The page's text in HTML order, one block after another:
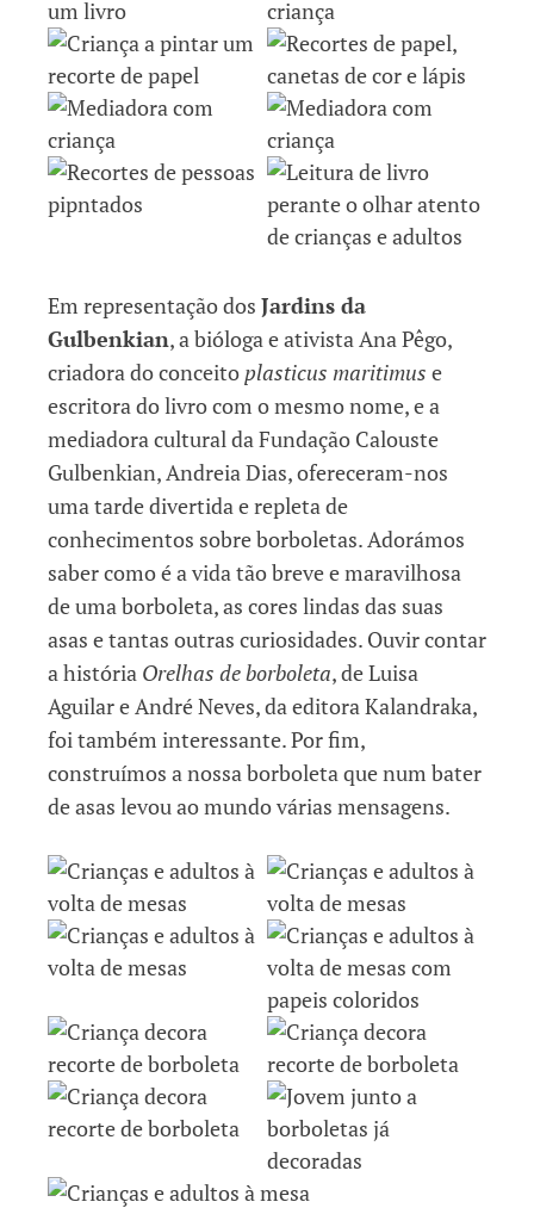
Em representação dos Jardins da
Gulbenkian, a bióloga e ativista Ana Pêgo,
criadora do conceito plasticus maritimus e
escritora do livro com o mesmo nome, e a
mediadora cultural da Fundação Calouste
Gulbenkian, Andreia Dias, ofereceram-nos
uma tarde divertida e repleta de
conhecimentos sobre borboletas. Adorámos
saber como é a vida tão breve e maravilhosa
de uma borboleta, as cores lindas das suas
asas e tantas outras curiosidades. Ouvir contar
a história Orelhas de borboleta, de Luisa
Aguilar e André Neves, da editora Kalandraka,
foi também interessante. Por fim,
construímos a nossa borboleta que num bater
de asas levou ao mundo várias mensagens.